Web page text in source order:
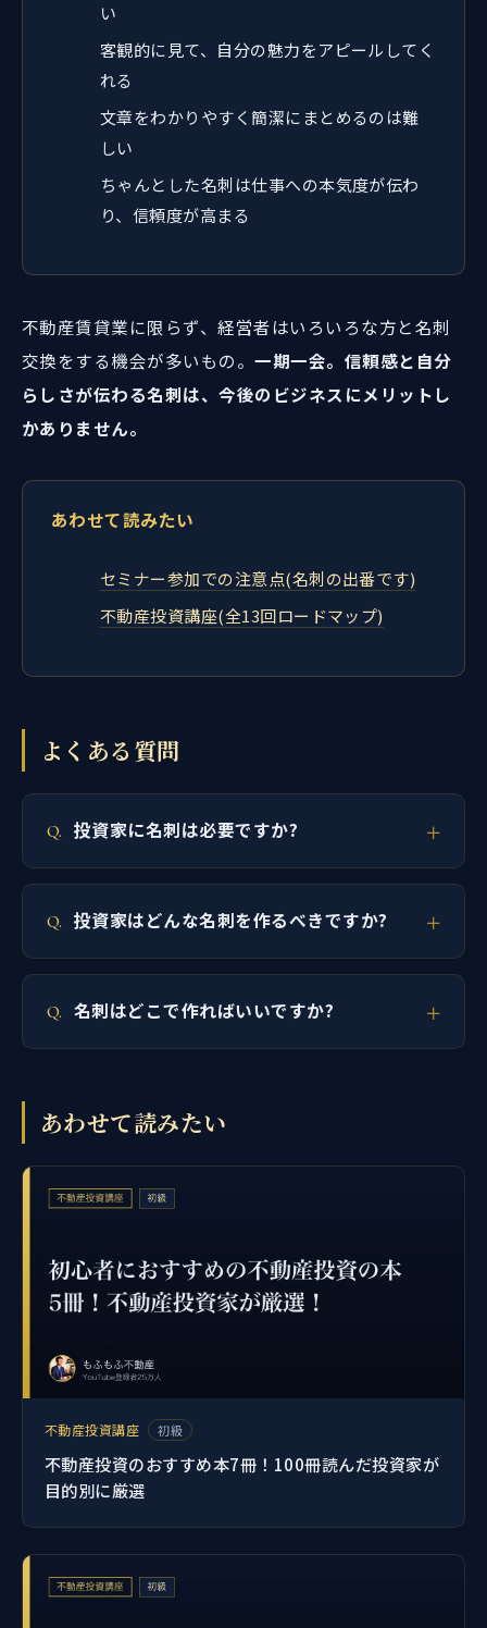
い
客観的に見て、自分の魅力をアピールしてく
れる
文章をわかりやすく簡潔にまとめるのは難
しい
ちゃんとした名刺は仕事への本気度が伝わ
り、信頼度が高まる
不動産賃貸業に限らず、経営者はいろいろな方と名刺
交換をする機会が多いもの。一期一会。信頼感と自分
らしさが伝わる名刺は、今後のビジネスにメリットし
かありません。
あわせて読みたい
セミナー参加での注意点(名刺の出番です)
不動産投資講座(全13回ロードマップ)
よくある質問
投資家に名刺は必要ですか?
投資家はどんな名刺を作るべきですか?
名刺はどこで作ればいいですか?
あわせて読みたい
不動産投資講座 初級
不動産投資のおすすめ本7冊！100冊読んだ投資家が
目的別に厳選